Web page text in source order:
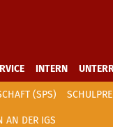
INTERN
(SPS)
AN DER IGS